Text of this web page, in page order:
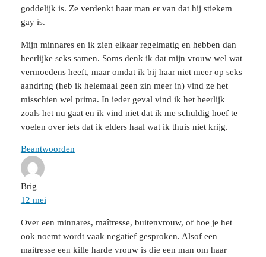
goddelijk is. Ze verdenkt haar man er van dat hij stiekem
gay is.
Mijn minnares en ik zien elkaar regelmatig en hebben dan
heerlijke seks samen. Soms denk ik dat mijn vrouw wel wat
vermoedens heeft, maar omdat ik bij haar niet meer op seks
aandring (heb ik helemaal geen zin meer in) vind ze het
misschien wel prima. In ieder geval vind ik het heerlijk
zoals het nu gaat en ik vind niet dat ik me schuldig hoef te
voelen over iets dat ik elders haal wat ik thuis niet krijg.
Beantwoorden
Brig
12 mei
Over een minnares, maîtresse, buitenvrouw, of hoe je het
ook noemt wordt vaak negatief gesproken. Alsof een
maitresse een kille harde vrouw is die een man om haar